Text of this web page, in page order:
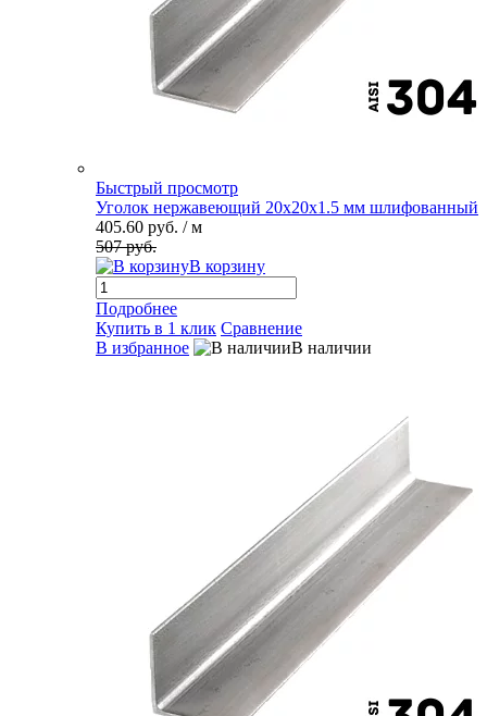
Быстрый просмотр
Уголок нержавеющий 20х20х1.5 мм шлифованный
405.60 руб. / м
507 руб.
В корзину
Подробнее
Купить в 1 клик Сравнение
В избранное
В наличии